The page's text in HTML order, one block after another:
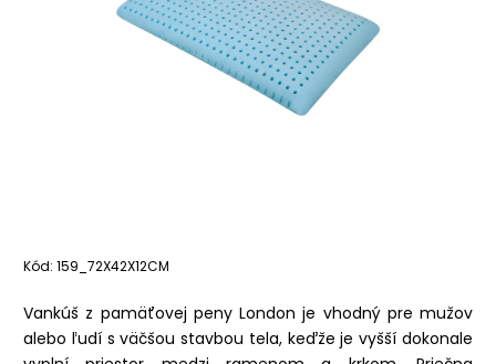
Kód: 159_72X42X12CM
Vankúš z pamäťovej peny London je vhodný pre mužov
alebo ľudí s väčšou stavbou tela, keďže je vyšší dokonale